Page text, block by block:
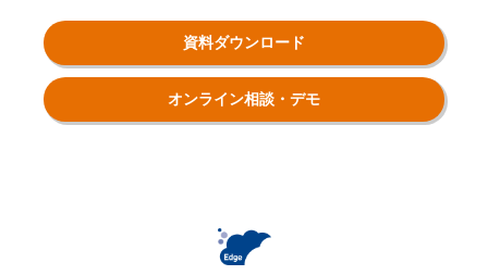
資料ダウンロード
オンライン相談・デモ